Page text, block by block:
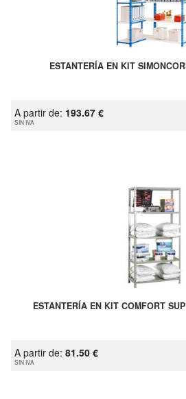
ESTANTERÍA EN KIT
A partir de: 193.67 €
SIN IVA
ESTANTERÍA EN KIT COMFORT
A partir de: 81.50 €
SIN IVA